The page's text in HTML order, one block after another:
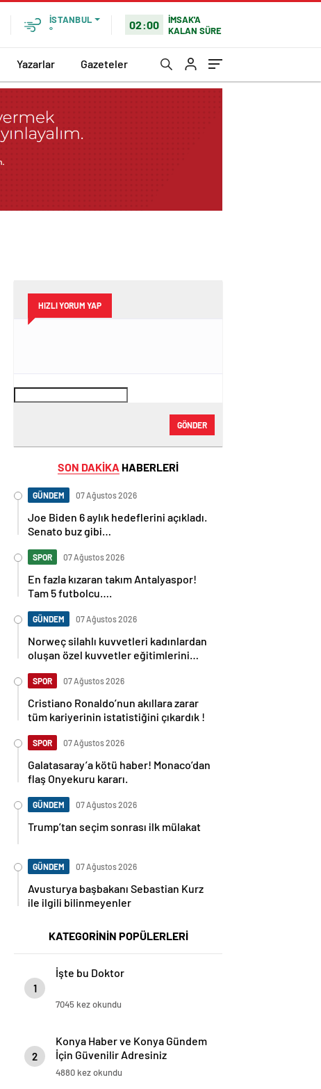
İSTANBUL
°
02:00
İMSAK'A
KALAN SÜRE
Yazarlar Gazeteler
HIZLI YORUM YAP
GÖNDER
SON DAKİKA HABERLERİ
GÜNDEM 07 Ağustos 2026
Joe Biden 6 aylık hedeflerini açıkladı.
Senato buz gibi…
SPOR 07 Ağustos 2026
En fazla kızaran takım Antalyaspor!
Tam 5 futbolcu….
GÜNDEM 07 Ağustos 2026
Norweç silahlı kuvvetleri kadınlardan
oluşan özel kuvvetler eğitimlerini
SPOR 07 Ağustos 2026
Cristiano Ronaldo’nun akıllara zarar
tüm kariyerinin istatistiğini çıkardık !
SPOR 07 Ağustos 2026
Galatasaray’a kötü haber! Monaco’dan
flaş Onyekuru kararı.
GÜNDEM 07 Ağustos 2026
Trump’tan seçim sonrası ilk mülakat
GÜNDEM 07 Ağustos 2026
Avusturya başbakanı Sebastian Kurz
ile ilgili bilinmeyenler
KATEGORİNİN POPÜLERLERİ
1
İşte bu Doktor
7045 kez okundu
2
Konya Haber ve Konya Gündem
İçin Güvenilir Adresiniz
4880 kez okundu